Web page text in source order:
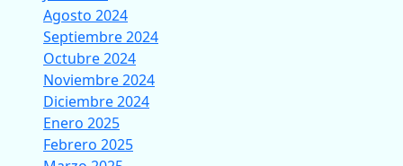
Agosto 2024
Septiembre 2024
Octubre 2024
Noviembre 2024
Diciembre 2024
Enero 2025
Febrero 2025